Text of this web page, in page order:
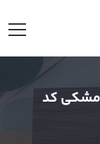
مشکی کد